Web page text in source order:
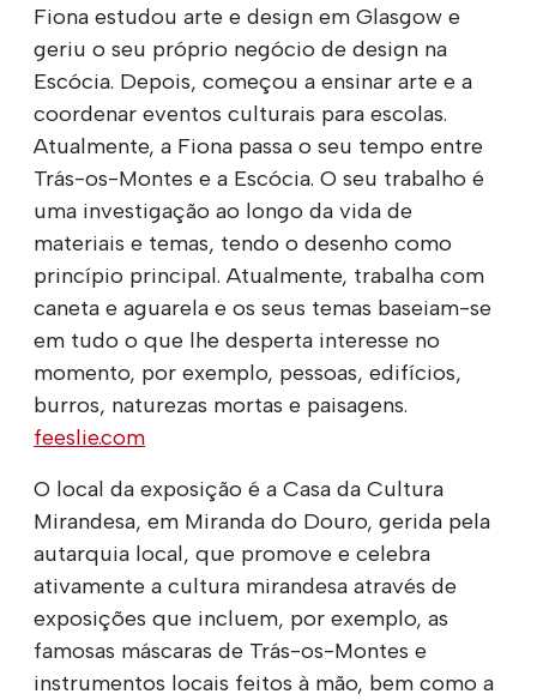
Fiona estudou arte e design em Glasgow e
geriu o seu próprio negócio de design na
Escócia. Depois, começou a ensinar arte e a
coordenar eventos culturais para escolas.
Atualmente, a Fiona passa o seu tempo entre
Trás-os-Montes e a Escócia. O seu trabalho é
uma investigação ao longo da vida de
materiais e temas, tendo o desenho como
princípio principal. Atualmente, trabalha com
caneta e aguarela e os seus temas baseiam-se
em tudo o que lhe desperta interesse no
momento, por exemplo, pessoas, edifícios,
burros, naturezas mortas e paisagens.
feeslie.com
O local da exposição é a Casa da Cultura
Mirandesa, em Miranda do Douro, gerida pela
autarquia local, que promove e celebra
ativamente a cultura mirandesa através de
exposições que incluem, por exemplo, as
famosas máscaras de Trás-os-Montes e
instrumentos locais feitos à mão, bem como a